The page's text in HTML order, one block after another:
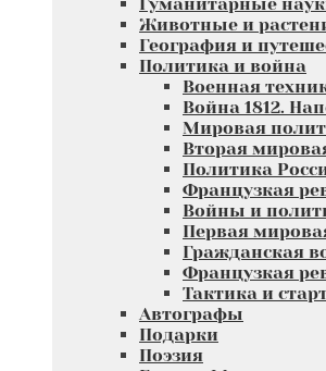
Животные и
География и
Политика и война
Военная
Война 1812.
Мировая
Вторая
Политика
Французкая
Войны и
Первая
Гражданская
Французкая
Тактика и
Автографы
Подарки
Поэзия